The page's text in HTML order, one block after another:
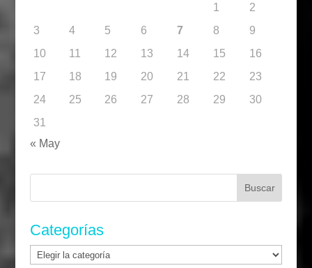
1
2
3
4 5 6 7 8
9
10
11 12 13 14 15
16
17
18 19 20 21 22
23
24
25 26 27 28 29
30
31
« May
Buscar:
Categorías
Categorías